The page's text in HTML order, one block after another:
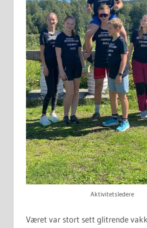
Aktivitetsledere
Været var stort sett glitrende